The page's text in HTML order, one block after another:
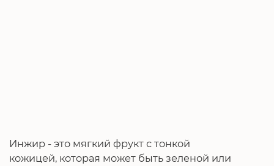
Инжир - это мягкий фрукт с тонкой
кожицей, которая может быть зеленой или